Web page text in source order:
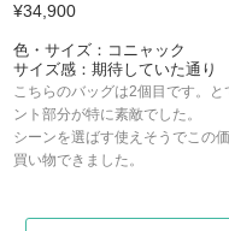
¥34,900
色・サイズ：コニャック
サイズ感：期待していた通り
こちらのバッグは2個目です。
ント部分が特に素敵でした。
シーンを選ばす使えそうでこの
買い物できました。